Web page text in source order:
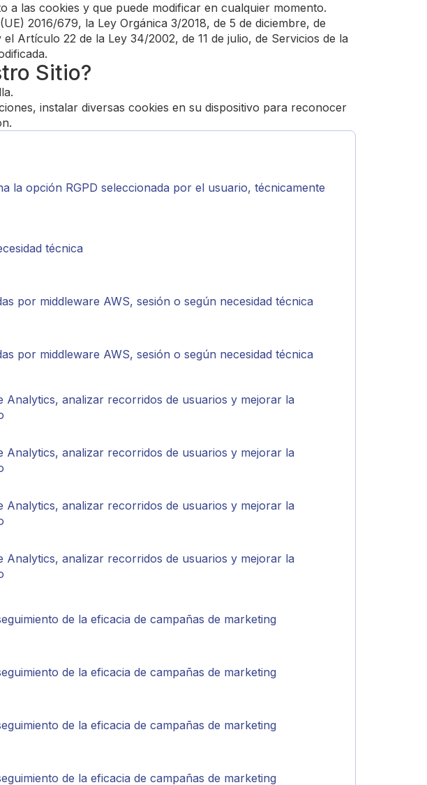
a las cookies y que puede modificar en cualquier momento.
2016/679, la Ley Orgánica 3/2018, de 5 de diciembre, de
Artículo 22 de la Ley 34/2002, de 11 de julio, de Servicios de la
Sitio?
instalar diversas cookies en su dispositivo para reconocer
la opción RGPD seleccionada por el usuario, técnicamente
técnica
por middleware AWS, sesión o según necesidad técnica
por middleware AWS, sesión o según necesidad técnica
Analytics, analizar recorridos de usuarios y mejorar la
Analytics, analizar recorridos de usuarios y mejorar la
Analytics, analizar recorridos de usuarios y mejorar la
Analytics, analizar recorridos de usuarios y mejorar la
de la eficacia de campañas de marketing
de la eficacia de campañas de marketing
de la eficacia de campañas de marketing
de la eficacia de campañas de marketing